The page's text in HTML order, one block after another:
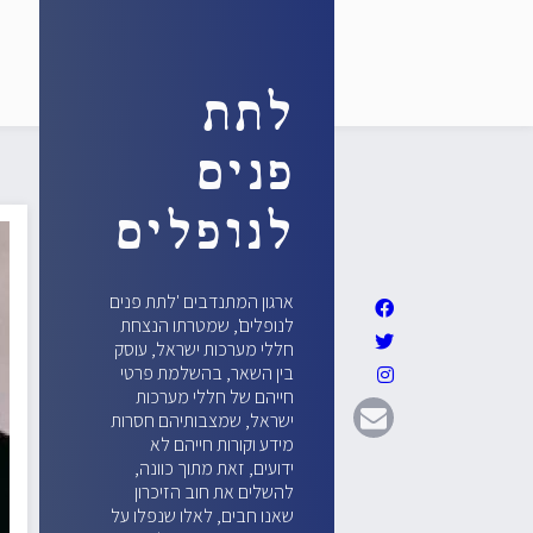
לתת
פנים
לנופלים
ארגון המתנדבים 'לתת פנים
לנופלים', שמטרתו הנצחת
חללי מערכות ישראל, עוסק
בין השאר, בהשלמת פרטי
חייהם של חללי מערכות
ישראל, שמצבותיהם חסרות
מידע וקורות חייהם לא
ידועים, זאת מתוך כוונה,
להשלים את חוב הזיכרון
שאנו חבים, לאלו שנפלו על